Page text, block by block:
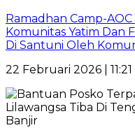
Ramadhan Camp-AOC
Komunitas Yatim Dan
Di Santuni Oleh
22 Februari 2026 |